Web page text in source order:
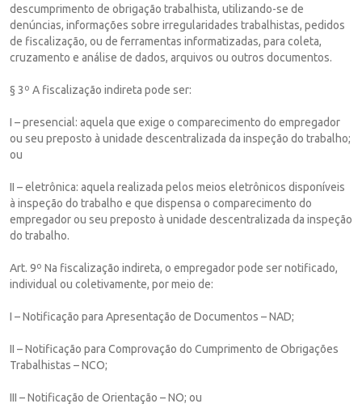
descumprimento de obrigação trabalhista, utilizando-se de
denúncias, informações sobre irregularidades trabalhistas, pedidos
de fiscalização, ou de ferramentas informatizadas, para coleta,
cruzamento e análise de dados, arquivos ou outros documentos.
§ 3º A fiscalização indireta pode ser:
I – presencial: aquela que exige o comparecimento do empregador
ou seu preposto à unidade descentralizada da inspeção do trabalho;
ou
II – eletrônica: aquela realizada pelos meios eletrônicos disponíveis
à inspeção do trabalho e que dispensa o comparecimento do
empregador ou seu preposto à unidade descentralizada da inspeção
do trabalho.
Art. 9º Na fiscalização indireta, o empregador pode ser notificado,
individual ou coletivamente, por meio de:
I – Notificação para Apresentação de Documentos – NAD;
II – Notificação para Comprovação do Cumprimento de Obrigações
Trabalhistas – NCO;
III – Notificação de Orientação – NO; ou